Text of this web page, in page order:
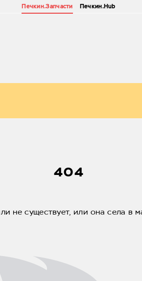
Печкин.Запчасти Печкин.Hub
404
не существует, или она села в